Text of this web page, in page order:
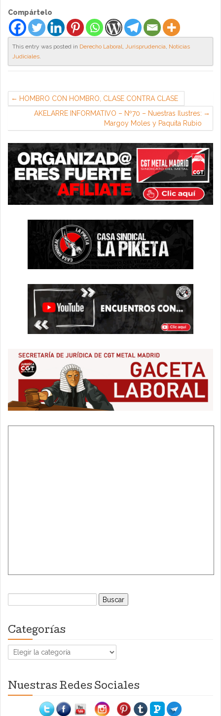
Compártelo
This entry was posted in Derecho Laboral, Jurisprudencia, Noticias
Judiciales.
HOMBRO CON HOMBRO, CLASE CONTRA CLASE
AKELARRE INFORMATIVO – Nº70 – Nuestras Ilustres:
Margoy Moles y Paquita Rubio
Buscar:
Categorías
Categorías
Nuestras Redes Sociales